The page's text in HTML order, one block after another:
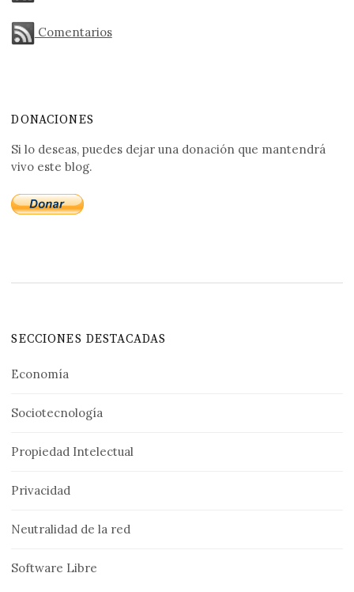
Comentarios
DONACIONES
Si lo deseas, puedes dejar una donación que mantendrá
vivo este blog.
SECCIONES DESTACADAS
Economía
Sociotecnología
Propiedad Intelectual
Privacidad
Neutralidad de la red
Software Libre